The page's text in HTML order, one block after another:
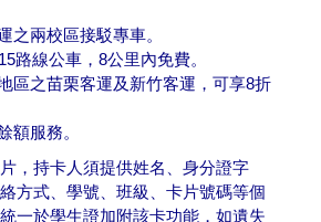
之兩校區接駁專車。
路線公車，8公里內免費。
區之苗栗客運及新竹客運，可享8折
額服務。
，持卡人須提供姓名、身分證字
方式、學號、班級、卡片號碼等個
一於學生證加附該卡功能，如遺失